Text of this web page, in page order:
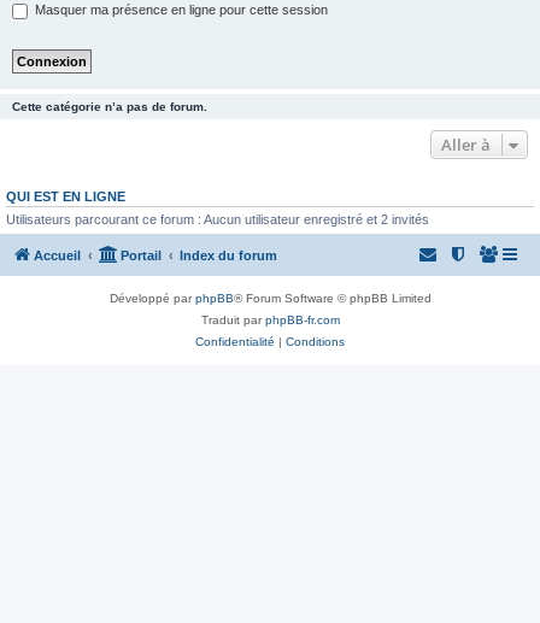
Masquer ma présence en ligne pour cette session
Cette catégorie n’a pas de forum.
Aller à
QUI EST EN LIGNE
Utilisateurs parcourant ce forum : Aucun utilisateur enregistré et 2 invités
Accueil Portail Index du forum
Développé parphpBB® Forum Software © phpBB Limited
Traduit parphpBB-fr.com
Confidentialité | Conditions